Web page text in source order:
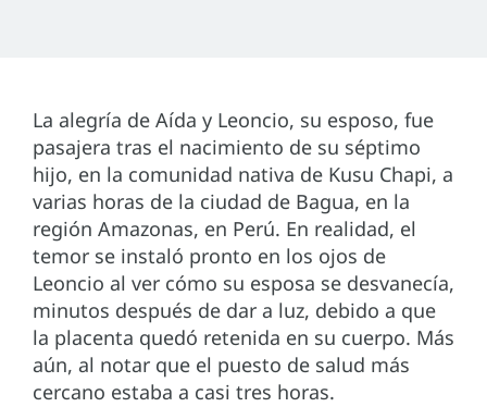
La alegría de Aída y Leoncio, su esposo, fue
pasajera tras el nacimiento de su séptimo
hijo, en la comunidad nativa de Kusu Chapi, a
varias horas de la ciudad de Bagua, en la
región Amazonas, en Perú. En realidad, el
temor se instaló pronto en los ojos de
Leoncio al ver cómo su esposa se desvanecía,
minutos después de dar a luz, debido a que
la placenta quedó retenida en su cuerpo. Más
aún, al notar que el puesto de salud más
cercano estaba a casi tres horas.